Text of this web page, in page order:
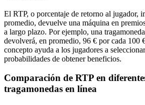
El RTP, o porcentaje de retorno al jugador,
promedio, devuelve una máquina en
a largo plazo. Por ejemplo, una
devolverá, en promedio, 96 € por cada 100
concepto ayuda a los jugadores a
probabilidades de obtener beneficios.
Comparación de RTP en
tragamonedas en línea